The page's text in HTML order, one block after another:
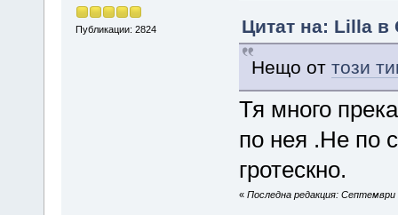
Публикации: 2824
Цитат на: Lilla в
Нещо от този
Тя много
по нея .Не по
гротескно.
« Последна редакция: Септември